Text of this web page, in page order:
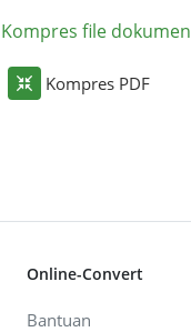
Kompres file dokumen
Kompres PDF
Online-Convert
Bantuan